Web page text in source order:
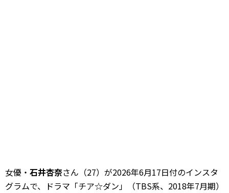
女優・ 石井杏奈さん（27）が2026年6月17日付のインスタ
グラムで、ドラマ「チア☆ダン」（TBS系、2018年7月期）